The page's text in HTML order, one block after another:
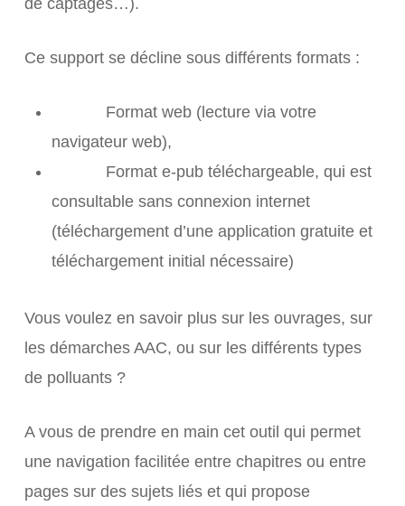
de captages…).
Ce support se décline sous différents formats :
Format web (lecture via votre
navigateur web),
Format e-pub téléchargeable, qui est
consultable sans connexion internet
(téléchargement d’une application gratuite et
téléchargement initial nécessaire)
Vous voulez en savoir plus sur les ouvrages, sur
les démarches AAC, ou sur les différents types
de polluants ?
A vous de prendre en main cet outil qui permet
une navigation facilitée entre chapitres ou entre
pages sur des sujets liés et qui propose